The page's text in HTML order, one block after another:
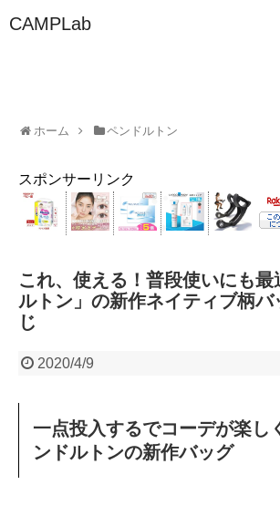
CAMPLab
ホーム ペンドルトン
スポンサーリンク
これ、使える！普段使いにも最
ルトン」の新作ネイティブ柄バ
じ
2020/4/9
一点投入するでコーデが楽し
ンドルトンの新作バッグ